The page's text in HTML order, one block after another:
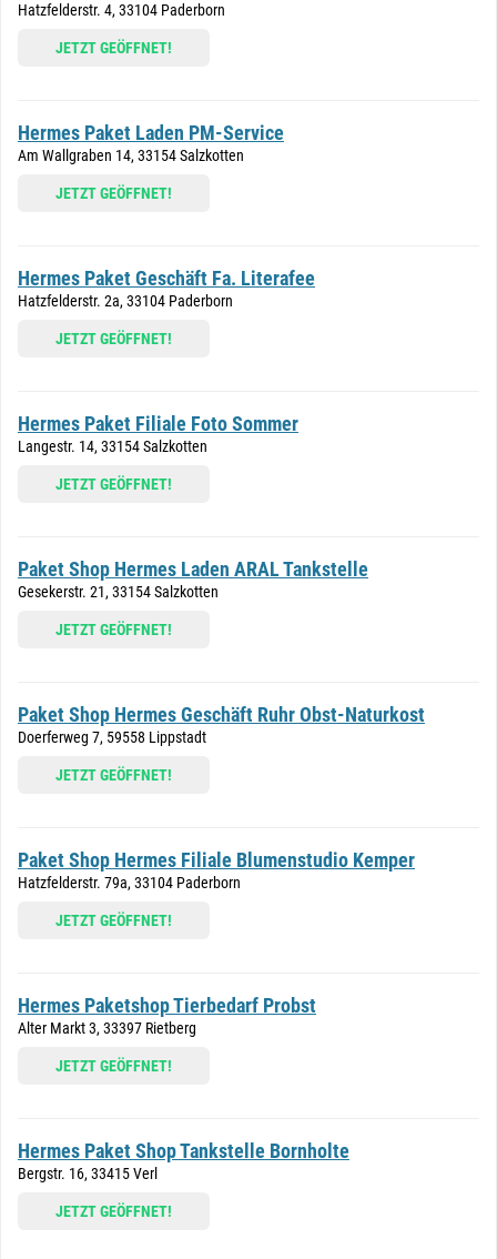
Hatzfelderstr. 4, 33104 Paderborn
JETZT GEÖFFNET!
Hermes Paket Laden PM-Service
Am Wallgraben 14, 33154 Salzkotten
JETZT GEÖFFNET!
Hermes Paket Geschäft Fa. Literafee
Hatzfelderstr. 2a, 33104 Paderborn
JETZT GEÖFFNET!
Hermes Paket Filiale Foto Sommer
Langestr. 14, 33154 Salzkotten
JETZT GEÖFFNET!
Paket Shop Hermes Laden ARAL Tankstelle
Gesekerstr. 21, 33154 Salzkotten
JETZT GEÖFFNET!
Paket Shop Hermes Geschäft Ruhr Obst-Naturkost
Doerferweg 7, 59558 Lippstadt
JETZT GEÖFFNET!
Paket Shop Hermes Filiale Blumenstudio Kemper
Hatzfelderstr. 79a, 33104 Paderborn
JETZT GEÖFFNET!
Hermes Paketshop Tierbedarf Probst
Alter Markt 3, 33397 Rietberg
JETZT GEÖFFNET!
Hermes Paket Shop Tankstelle Bornholte
Bergstr. 16, 33415 Verl
JETZT GEÖFFNET!